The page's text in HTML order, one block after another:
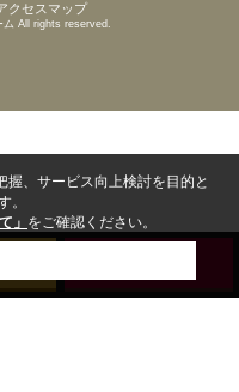
クセスマップ
ム All rights reserved.
、サービス向上検討を目的と
。
」 をご確認ください。